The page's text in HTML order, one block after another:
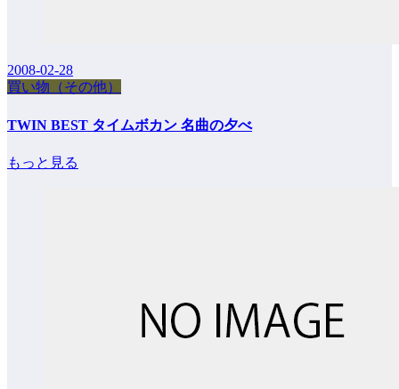
2008-02-28
買い物（その他）
TWIN BEST タイムボカン 名曲の夕べ
もっと見る